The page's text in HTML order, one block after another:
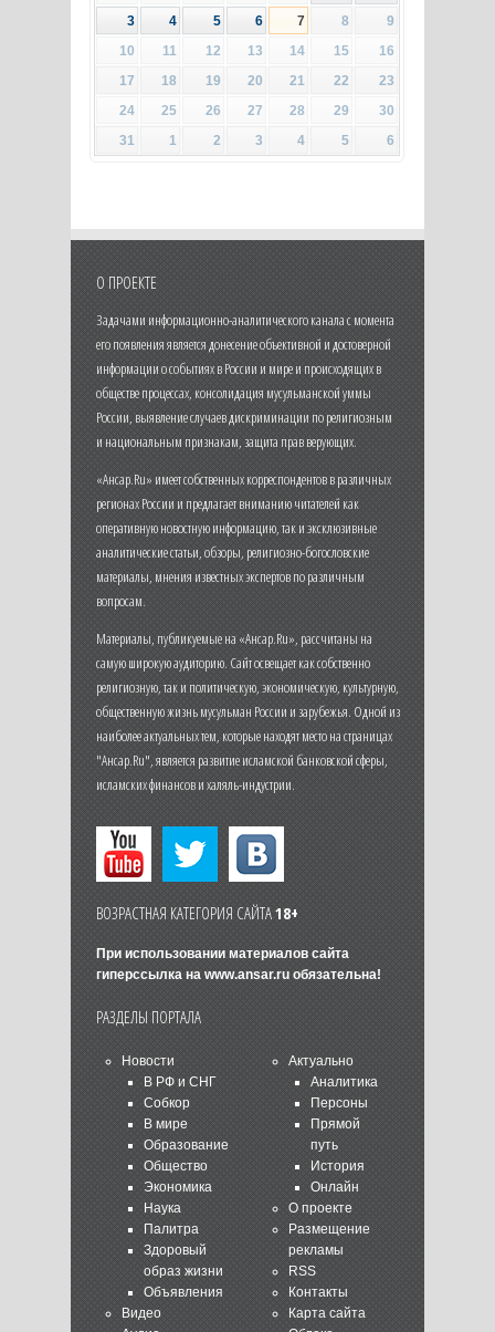
3
4 5 6 7 8
9
10
11 12 13 14 15
16
17
18 19 20 21 22
23
24
25 26 27 28 29
30
31
1 2 3 4 5 6
О ПРОЕКТЕ
Задачами информационно-аналитического канала с момента
его появления является донесение объективной и достоверной
информации о событиях в России и мире и происходящих в
обществе процессах, консолидация мусульманской уммы
России, выявление случаев дискриминации по религиозным
и национальным признакам, защита прав верующих.
«Ансар.Ru» имеет собственных корреспондентов в различных
регионах России и предлагает вниманию читателей как
оперативную новостную информацию, так и эксклюзивные
аналитические статьи, обзоры, религиозно-богословские
материалы, мнения известных экспертов по различным
вопросам.
Материалы, публикуемые на «Ансар.Ru», рассчитаны на
самую широкую аудиторию. Сайт освещает как собственно
религиозную, так и политическую, экономическую, культурную,
общественную жизнь мусульман России и зарубежья. Одной из
наиболее актуальных тем, которые находят место на страницах
"Ансар.Ru", является развитие исламской банковской сферы,
исламских финансов и халяль-индустрии.
ВОЗРАСТНАЯ КАТЕГОРИЯ САЙТА18+
При использовании материалов сайта
гиперссылка на www.ansar.ruобязательна!
РАЗДЕЛЫ ПОРТАЛА
Новости
В РФ и СНГ
Собкор
В мире
Образование
Общество
Экономика
Наука
Палитра
Здоровый
образ жизни
Объявления
Видео
Актуально
Аналитика
Персоны
Прямой
путь
История
Онлайн
О проекте
Размещение
рекламы
RSS
Контакты
Карта сайта